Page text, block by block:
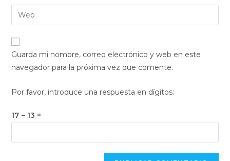
de
usuario
para
comentar
dirección
de
electrónico
para
comentar
Introduce
la
URL
de
(opcional)
Guarda mi nombre, correo electrónico y web en este
navegador para la próxima vez que comente.
Por favor, introduce una respuesta en dígitos:
17 − 13 =